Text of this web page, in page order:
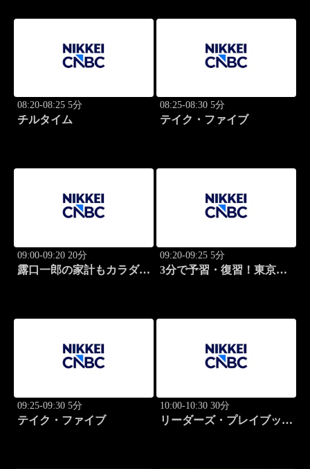
08:20-08:25 5分
チルタイム
08:25-08:30 5分
テイク・ファイブ
09:00-09:20 20分
露口一郎の家計もカラダも
09:20-09:25 5分
3分で予習・復習！東京市
09:25-09:30 5分
テイク・ファイブ
10:00-10:30 30分
リーダーズ・プレイブック